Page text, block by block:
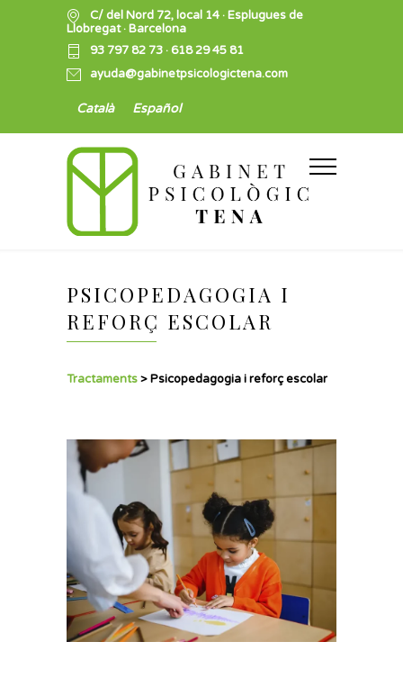
C/ del Nord 72, local 14 · Esplugues de
Llobregat · Barcelona
93 797 82 73 ·618 29 45 81
ayuda@gabinetpsicologictena.com
Català Español
PSICOPEDAGOGIA I
REFORÇ ESCOLAR
Tractaments>Psicopedagogia i reforç escolar